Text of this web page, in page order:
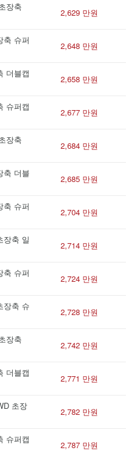
장축
2,629 만원
축 슈퍼
2,648 만원
더블캡
2,658 만원
슈퍼캡
2,677 만원
장축
2,684 만원
축 더블
2,685 만원
축 슈퍼
2,704 만원
장축 일
2,714 만원
축 슈퍼
2,724 만원
장축 슈
2,728 만원
장축
2,742 만원
더블캡
2,771 만원
초장
2,782 만원
슈퍼캡
2,787 만원